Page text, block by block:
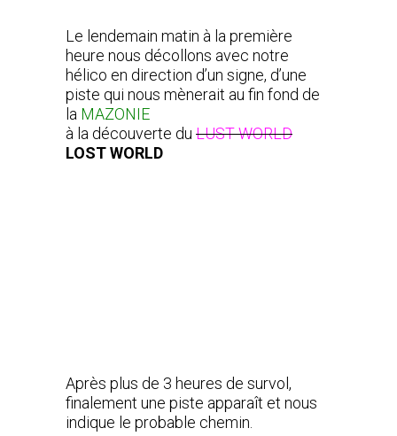
Le lendemain matin à la première
heure nous décollons avec notre
hélico en direction d’un signe, d’une
piste qui nous mènerait au fin fond de
la MAZONIE
à la découverte du LUST WORLD
LOST WORLD
Après plus de 3 heures de survol,
finalement une piste apparaît et nous
indique le probable chemin.